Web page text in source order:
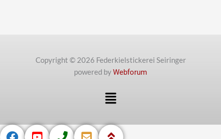
Copyright © 2026 Federkielstickerei Seiringer
powered byWebforum
Menü